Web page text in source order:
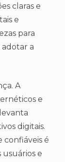
claras e
e
para
a
A
e
digitais.
confiáveis é
usuários e